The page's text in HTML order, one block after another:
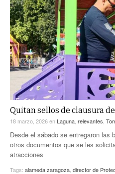
EXA
EL EXACTO
EXA INFORMA
GLOBO
CONTEXTOS
TRAYECTO LAGUNA
A MEDIA MAÑANA
A TODA LEY
DIÁLOGOS CON LA HISTORIA
TWEETS AND BEATS
LA MEJOR 97.1 ESTÉREO
ACTUALIDADES GREM
LA MEJOR INFORMACIÓN
COLABORADORES
PC29
ACTUALIDADES GREM
Quitan sellos de clausura
18 marzo, 2026en Laguna relevantes
Desde el sábado se entregaron las
otros documentos que se les
atracciones
Tags: alameda zaragoza director de